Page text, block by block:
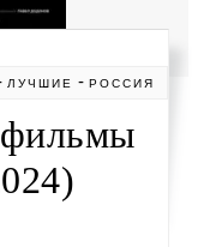
ЛУЧШИЕ -РОССИЯ